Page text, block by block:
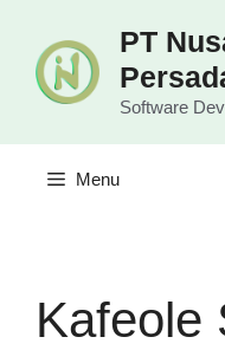
PT
Software
Menu
Kafeole